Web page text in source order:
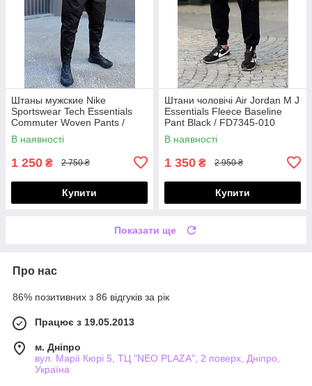
Штаны мужские Nike
Sportswear Tech Essentials
Commuter Woven Pants /
DH4225-010
В наявності
1 250 ₴ 2 750 ₴
Купити
Штани чоловічі Air Jordan M J
Essentials Fleece Baseline
Pant Black / FD7345-010
В наявності
1 350 ₴ 2 950 ₴
Купити
Показати ще
Про нас
86% позитивних з 86 відгуків за рік
Працює з 19.05.2013
м. Дніпро
вул. Марії Кюрі 5, ТЦ "NEO PLAZA", 2 поверх, Дніпро,
Україна